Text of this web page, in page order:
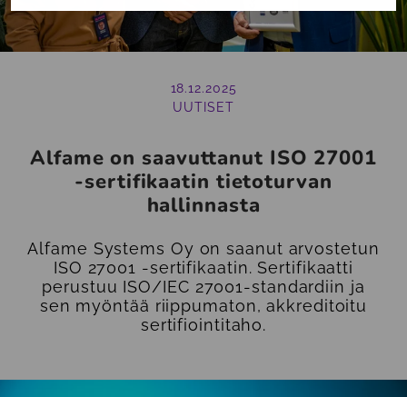
18.12.2025
UUTISET
Alfame on saavuttanut ISO 27001
-sertifikaatin tietoturvan
hallinnasta
Alfame Systems Oy on saanut arvostetun
ISO 27001 -sertifikaatin. Sertifikaatti
perustuu ISO/IEC 27001-standardiin ja
sen myöntää riippumaton, akkreditoitu
sertifiointitaho.